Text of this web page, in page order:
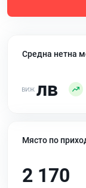
Средна нетна
лв
Място по
2 170